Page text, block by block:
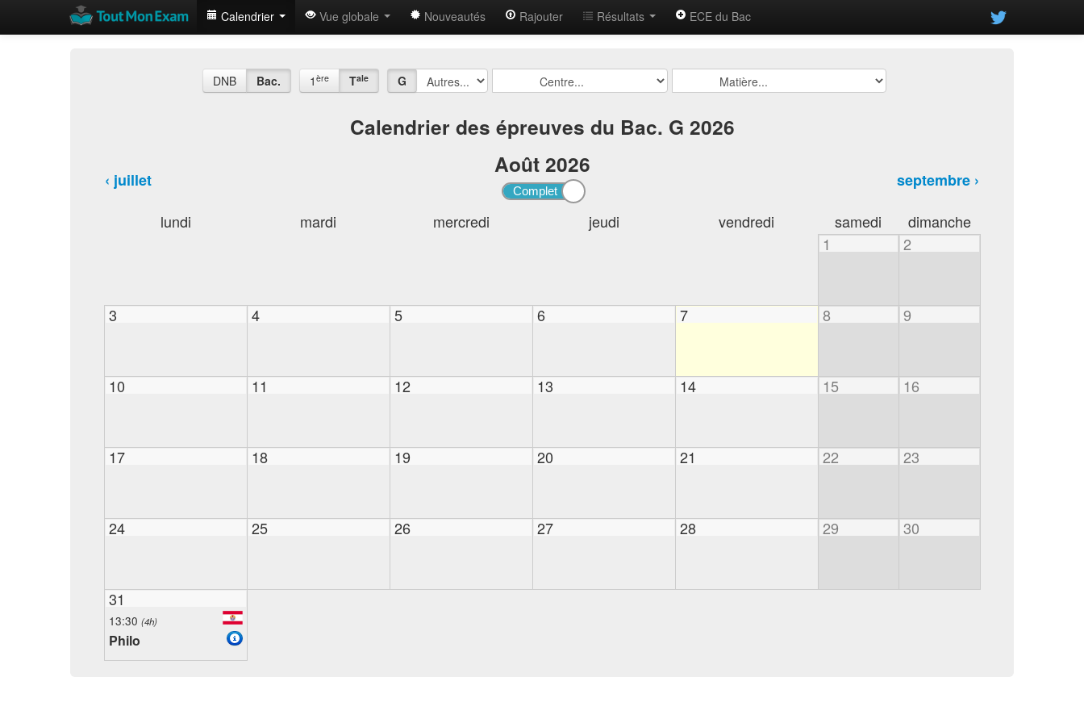
Calendrier Vue globale Nouveautés Rajouter Résultats ECE du Bac
DNB Bac. 1 ère Tale G
Calendrier des épreuves du Bac. G 2026
Août2026
‹ juillet
septembre ›
lundi
mardi mercredi jeudi vendredi samedi
dimanche
1
2
3 4 5 6 7 8 9
10 11 12 13 14 15 16
17 18 19 20 21 22 23
24 25 26 27 28 29 30
31
13:30 (4h)
Philo